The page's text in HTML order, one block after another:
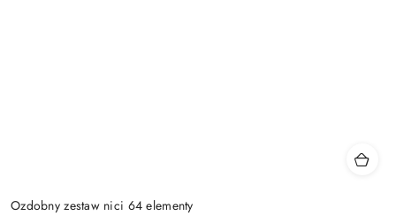
Ozdobny zestaw nici 64 elementy